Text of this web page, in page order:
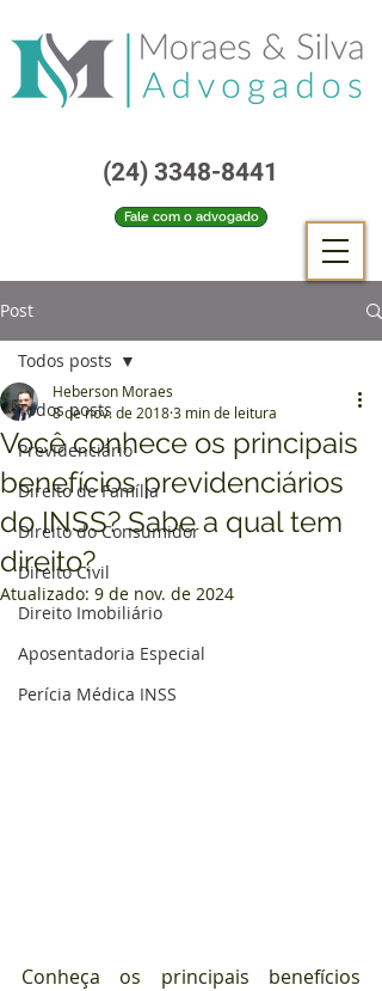
Fale com o advogado
(24) 3348-8441
Post
Todos posts
Previdenciário
Direito de Família
Direito do Consumidor
Direito Civil
Direito Imobiliário
Aposentadoria Especial
Perícia Médica INSS
Todos posts
Você conhece os principais
benefícios previdenciários
do INSS? Sabe a qual tem
direito?
Heberson Moraes
8 de nov. de 20183 min de leitura
Atualizado: 9 de nov. de 2024
Conheça os principais benefícios